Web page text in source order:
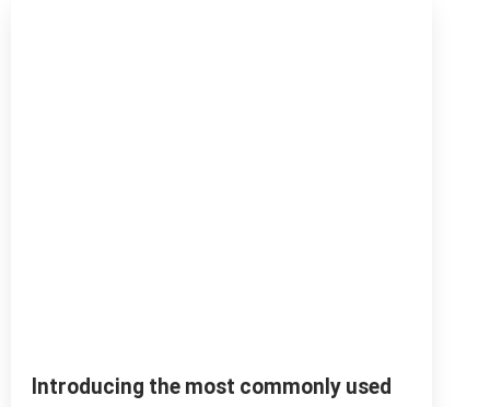
Introducing the most commonly used